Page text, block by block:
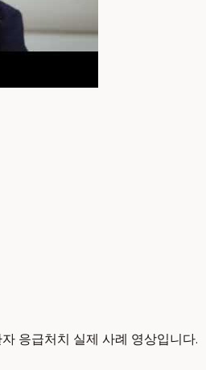
응급처치 실제 사례 영상입니다.